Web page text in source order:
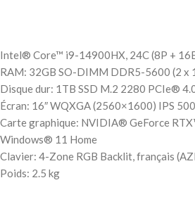
Intel® Core™ i9-14900HX, 24C (8P +
RAM: 32GB SO-DIMM DDR5-5600 (2 x
Disque dur: 1TB SSD M.2 2280 PCIe®
Écran: 16″ WQXGA (2560×1600) IPS
Carte graphique: NVIDIA® GeForce
Windows® 11 Home
Clavier: 4-Zone RGB Backlit, français
Poids: 2.5 kg